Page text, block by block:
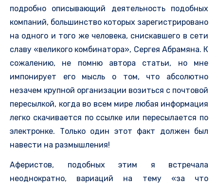
подробно описывающий деятельность подобных
компаний, большинство которых зарегистрировано
на одного и того же человека, снискавшего в сети
славу «великого комбинатора», Сергея Абрамяна. К
сожалению, не помню автора статьи, но мне
импонирует его мысль о том, что абсолютно
незачем крупной организации возиться с почтовой
пересылкой, когда во всем мире любая информация
легко скачивается по ссылке или пересылается по
электронке. Только один этот факт должен был
навести на размышления!
Аферистов, подобных этим я встречала
неоднократно, вариаций на тему «за что